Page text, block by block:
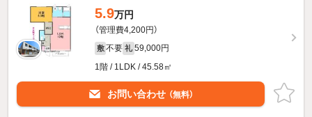
5.9万円
（管理費4,200円）
敷 不要 礼 59,000円
1階 / 1LDK / 45.58㎡
お問い合わせ （無料）